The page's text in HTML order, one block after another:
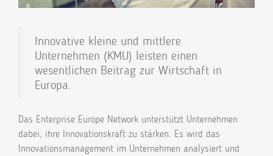
Innovative kleine und mittlere
Unternehmen (KMU) leisten einen
wesentlichen Beitrag zur Wirtschaft in
Europa.
Das Enterprise Europe Network unterstützt Unternehmen
dabei, ihre Innovationskraft zu stärken. Es wird das
Innovationsmanagement im Unternehmen analysiert und